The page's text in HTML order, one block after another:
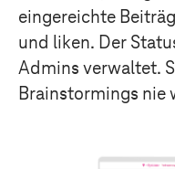
eingereichte
und liken. Der
Admins verwaltet.
Brainstormings nie